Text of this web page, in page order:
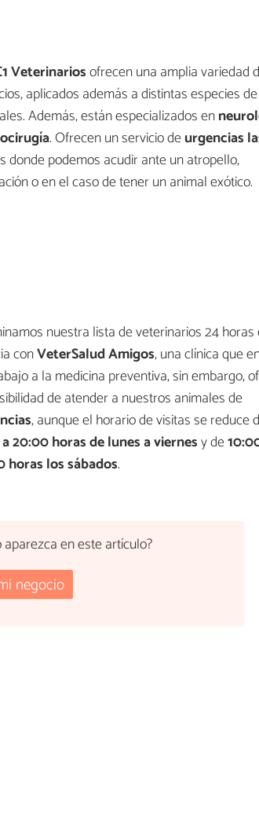
Veterinariosofrecen una amplia variedad
aplicados además a distintas especies de
Además, están especializados en
. Ofrecen un servicio deurgencias
s donde podemos acudir ante un atropello,
o en el caso de tener un animal exótico.
nuestra lista de veterinarios 24 horas
conVeterSalud Amigos, una clínica que
a la medicina preventiva, sin embargo,
de atender a nuestros animales de
, aunque el horario de visitas se reduce
20:00 horas de lunes a viernesy de
horas los sábados.
en este artículo?
negocio